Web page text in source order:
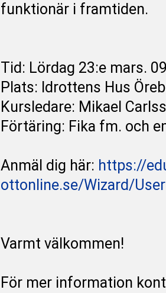
funktionär i framtiden.
Tid: Lördag 23:e mars.
Plats: Idrottens Hus
Kursledare: Mikael
Förtäring: Fika fm. och
Anmäl dig här: https://
ottonline.se/Wizard/
Varmt välkommen!
För mer information